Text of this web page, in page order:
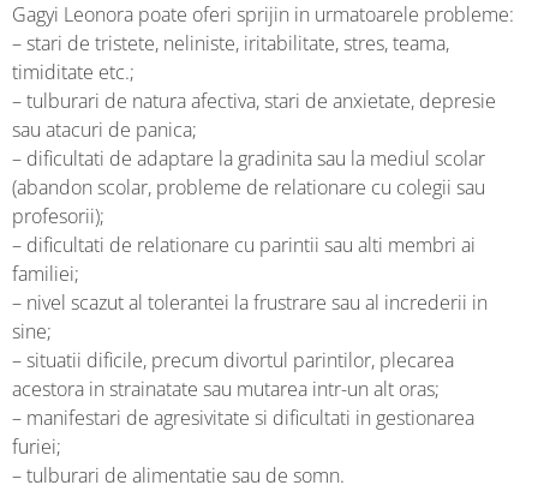
Gagyi Leonora poate oferi sprijin in urmatoarele probleme:
– stari de tristete, neliniste, iritabilitate, stres, teama,
timiditate etc.;
– tulburari de natura afectiva, stari de anxietate, depresie
sau atacuri de panica;
– dificultati de adaptare la gradinita sau la mediul scolar
(abandon scolar, probleme de relationare cu colegii sau
profesorii);
– dificultati de relationare cu parintii sau alti membri ai
familiei;
– nivel scazut al tolerantei la frustrare sau al increderii in
sine;
– situatii dificile, precum divortul parintilor, plecarea
acestora in strainatate sau mutarea intr-un alt oras;
– manifestari de agresivitate si dificultati in gestionarea
furiei;
– tulburari de alimentatie sau de somn.